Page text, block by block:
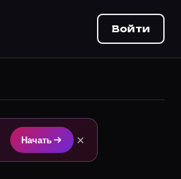
planner.ru).
Войти
Начать ×